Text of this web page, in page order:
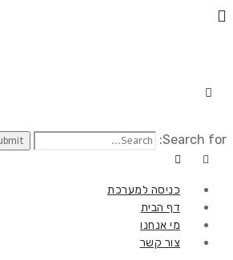
Search for:
כניסה למערכת
דף הבית
מי אנחנו
צור קשר